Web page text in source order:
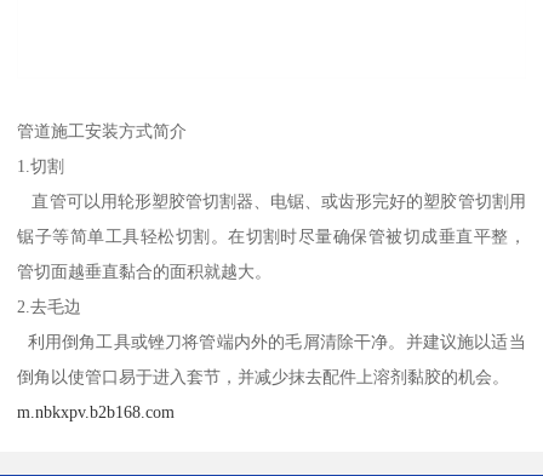
管道施工安装方式简介
1.切割
直管可以用轮形塑胶管切割器、电锯、或齿形完好的塑胶管切割用
锯子等简单工具轻松切割。在切割时尽量确保管被切成垂直平整，
管切面越垂直黏合的面积就越大。
2.去毛边
利用倒角工具或锉刀将管端内外的毛屑清除干净。并建议施以适当
倒角以使管口易于进入套节，并减少抹去配件上溶剂黏胶的机会。
m.nbkxpv.b2b168.com